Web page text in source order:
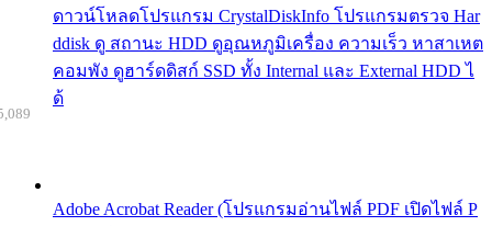
ดาวน์โหลดโปรแกรม CrystalDiskInfo โปรแกรมตรวจ Har
ddisk ดู สถานะ HDD ดูอุณหภูมิเครื่อง ความเร็ว หาสาเหต
คอมพัง ดูฮาร์ดดิสก์ SSD ทั้ง Internal และ External HDD ไ
ด้
Adobe Acrobat Reader (โปรแกรมอ่านไฟล์ PDF เปิดไฟล์ P